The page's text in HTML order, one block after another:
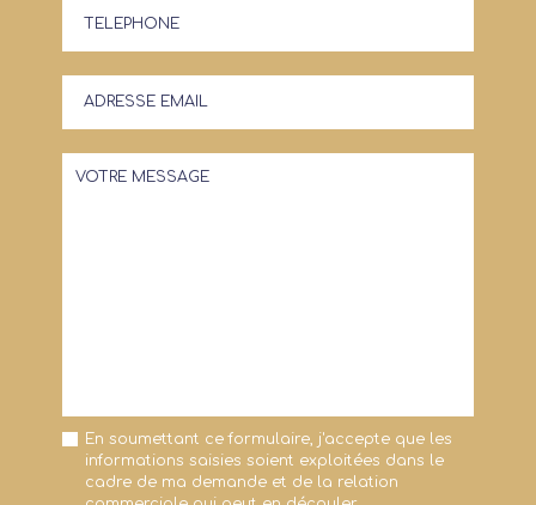
En soumettant ce formulaire, j'accepte que les
informations saisies soient exploitées dans le
cadre de ma demande et de la relation